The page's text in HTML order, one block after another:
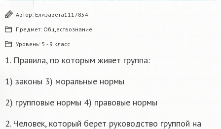
Автор: Елизавета1117854
Предмет: Обществознание
Уровень: 5 - 9 класс
1. Правила, по которым живет группа:
1) законы 3) моральные нормы
2) групповые нормы 4) правовые нормы
2. Человек, который берет руководство группой на